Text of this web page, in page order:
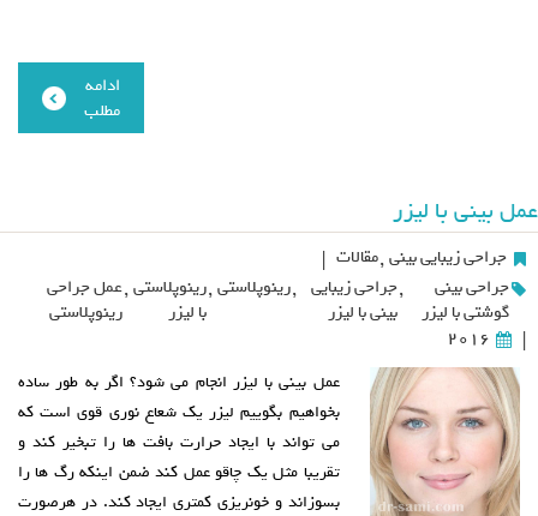
ادامه
مطلب
عمل بینی با لیزر
جراحی زیبایی بینی ,مقالات |
جراحی بینی
گوشتی با لیزر
,جراحی زیبایی
بینی با لیزر
,رینوپلاستی ,رینوپلاستی
با لیزر
,عمل جراحی
رینوپلاستی
|
2016
عمل بینی با لیزر انجام می شود؟ اگر به طور ساده
بخواهیم بگوییم لیزر یک شعاع نوری قوی است که
می تواند با ایجاد حرارت بافت ها را تبخیر کند و
تقریبا مثل یک چاقو عمل کند ضمن اینکه رگ ها را
بسوزاند و خونریزی کمتری ایجاد کند. در هرصورت